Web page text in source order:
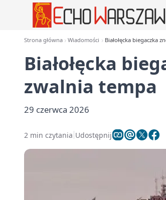
Strona główna Wiadomości Białołęcka biegaczka
Białołęcka
zwalnia tempa
29 czerwca 2026
2 min czytania Udostępnij